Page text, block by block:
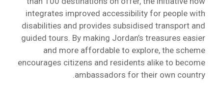
integrates improved accessibility for people with
disabilities and provides subsidised transport and
guided tours. By making Jordan’s treasures easier
and more affordable to explore, the scheme
encourages citizens and residents alike to become
ambassadors for their own country.